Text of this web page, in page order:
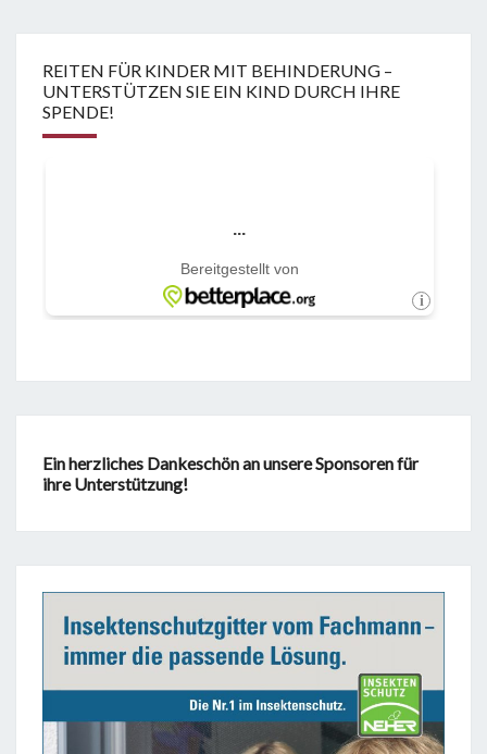
REITEN FÜR KINDER MIT BEHINDERUNG –
UNTERSTÜTZEN SIE EIN KIND DURCH IHRE
SPENDE!
Ein herzliches Dankeschön an unsere Sponsoren für
ihre Unterstützung!